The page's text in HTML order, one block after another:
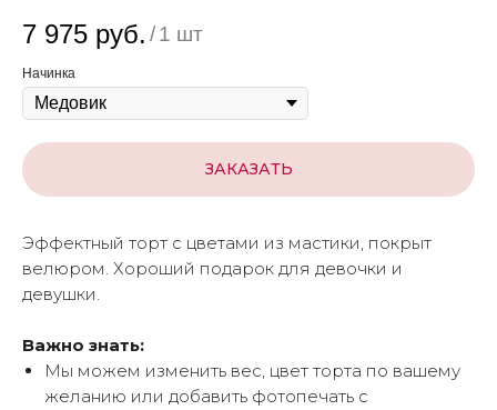
7 975 руб. /1 шт
Начинка
ЗАКАЗАТЬ
Эффектный торт с цветами из мастики, покрыт
велюром. Хороший подарок для девочки и
девушки.
Важно знать:
Мы можем изменить вес, цвет торта по вашему
желанию или добавить фотопечать с